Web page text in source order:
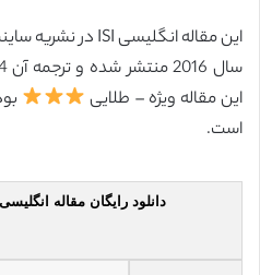
این مقاله ویژه – طلایی
است.
دانلود رایگان مقاله